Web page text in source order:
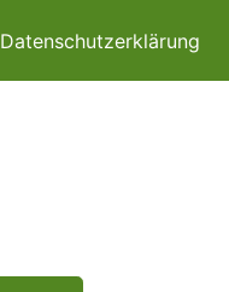
Datenschutzerklärung